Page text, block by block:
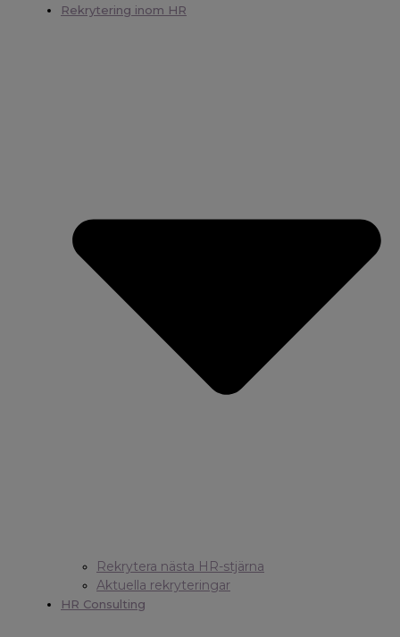
Rekrytering inom HR
Rekrytera nästa HR-stjärna
Aktuella rekryteringar
HR Consulting